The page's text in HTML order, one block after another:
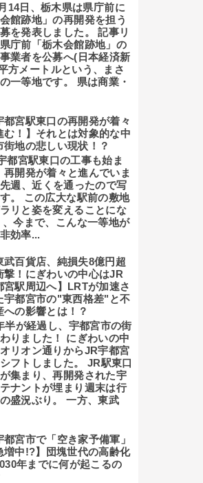
14日、栃木県は県庁前に
館跡地」の再開発を担う
を発表しました。 記事リ
庁前「栃木会館跡地」の
業者を公募へ(日本経済新
方メートルという、まさ
一等地です。 県は商業・
都宮駅東口の再開発が着々
む！】それとは対象的な中
街地の悲しい現状！？
都宮駅東口の工事も始ま
再開発が着々と進んでいま
週、近くを通ったので写
。 この広大な駅前の敷地
リと姿を変えることにな
、今まで、こんな一等地が
効率...
武百貨店、純損失8億円超
撃！にぎわいの中心はJR
宮駅周辺へ】LRTが加速さ
宇都宮市の"東西格差"と不
への影響とは！？
半が経過し、宇都宮市の街
りました！ にぎわいの中
リオン通りからJR宇都宮
フトしました。 JR駅東口
集まり、再開発された宇
ナントが埋まり週末は行
盛況ぶり。 一方、東武
都宮市で「空き家予備軍」
増中!?】団塊世代の高齢化
年までに何が起こるの